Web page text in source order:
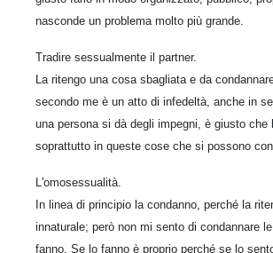
nasconde un problema molto più grande.
Tradire sessualmente il partner.
La ritengo una cosa sbagliata e da
secondo me è un atto di infedeltà, anche in
una persona si dà degli impegni, è giusto che
soprattutto in queste cose che si possono
L'omosessualità.
In linea di principio la condanno, perché la
innaturale; però non mi sento di condannare
fanno. Se lo fanno è proprio perché se lo